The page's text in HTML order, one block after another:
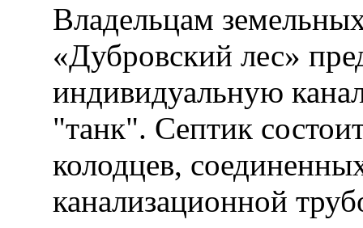
Владельцам
«Дубровский лес»
индивидуальную
"танк". Септик
колодцев,
канализационной